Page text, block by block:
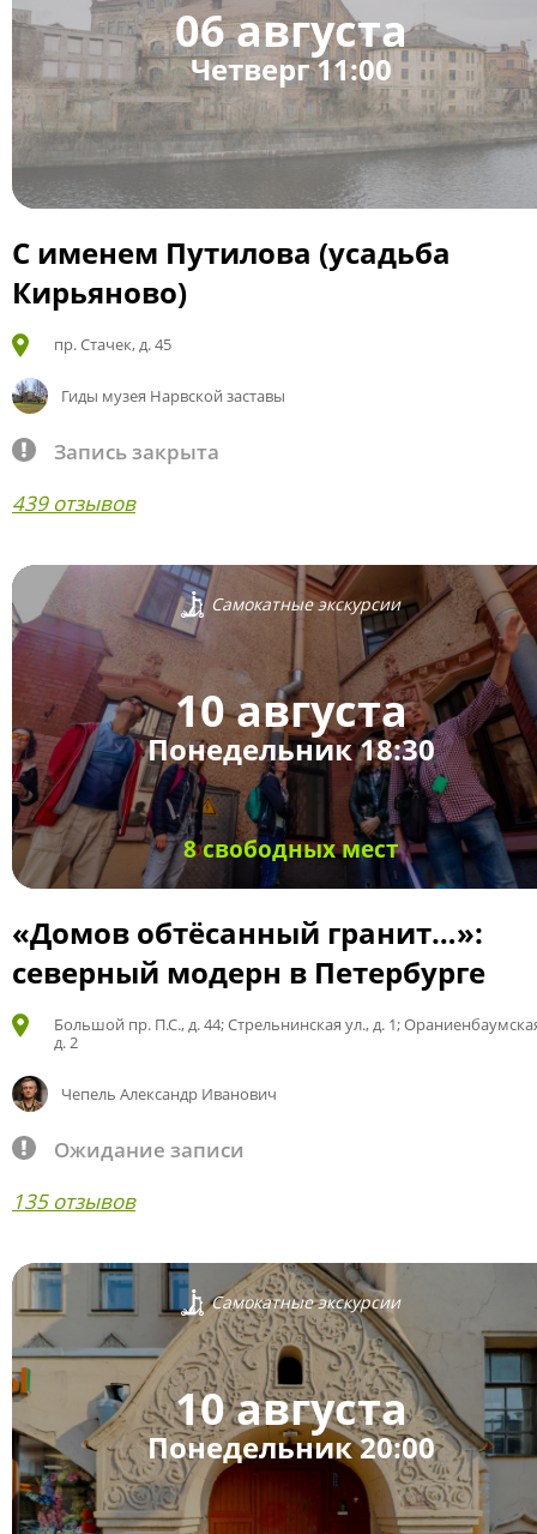
06 августа
Четверг 11:00
С именем Путилова (усадьба
Кирьяново)
пр. Стачек, д. 45
Гиды музея Нарвской заставы
Запись закрыта
439 отзывов
Самокатные экскурсии
10 августа
Понедельник 18:30
8 свободных мест
«Домов обтёсанный гранит…»:
северный модерн в Петербурге
Большой пр. П.С., д. 44; Стрельнинская ул., д. 1;
д. 2
Чепель Александр Иванович
Ожидание записи
135 отзывов
Самокатные экскурсии
10 августа
Понедельник 20:00